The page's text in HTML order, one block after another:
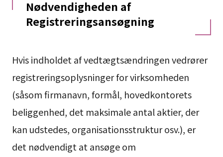
Nødvendigheden af
Registreringsansøgning
Hvis indholdet af vedtægtsændringen vedrører
registreringsoplysninger for virksomheden
(såsom firmanavn, formål, hovedkontorets
beliggenhed, det maksimale antal aktier, der
kan udstedes, organisationsstruktur osv.), er
det nødvendigt at ansøge om